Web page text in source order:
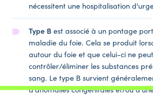
nécessitent une hospitalisation
Type B est associé à un pontage
maladie du foie. Cela se produit
autour du foie et que celui-ci ne
contrôler/éliminer les substances
sang. Le type B survient
d'anomalies congénitales et/ou